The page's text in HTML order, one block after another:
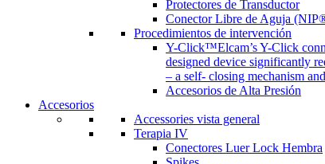
Protectores de Transductor
Conector Libre de Aguja
Procedimientos de intervención
Y-Click™Elcam’s Y-Click
designed device significantly
– a self- closing mechanism
Accesorios de Alta Presión
Accesorios
Accessories vista general
Terapia IV
Conectores Luer Lock Hembra